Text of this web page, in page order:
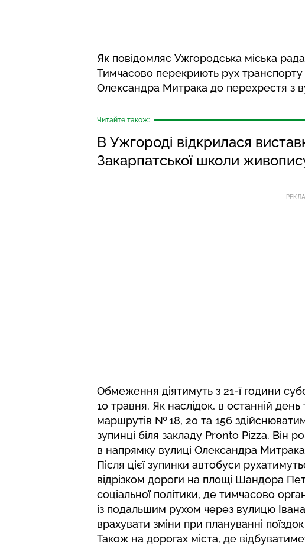
Як повідомляє Ужгородська міська
Тимчасово перекриють рух транспорту
Олександра Митрака до перехрестя з
Читайте також:
В Ужгороді відкрилася
Закарпатської школи
Обмеження діятимуть з 21-ї години
10 травня. Як наслідок, в останній
маршрутів № 18, 20 та 156
зупинці біля закладу Pronto Pizza. Він
в напрямку вулиці Олександра
Після цієї зупинки автобуси
відрізком дороги на площі Шандора
соціальної політики, де тимчасово
із подальшим рухом через вулицю
врахувати зміни при плануванні
Також на дорогах міста, де